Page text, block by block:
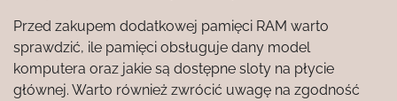
Przed zakupem dodatkowej pamięci RAM warto
sprawdzić, ile pamięci obsługuje dany model
komputera oraz jakie są dostępne sloty na płycie
głównej. Warto również zwrócić uwagę na zgodność